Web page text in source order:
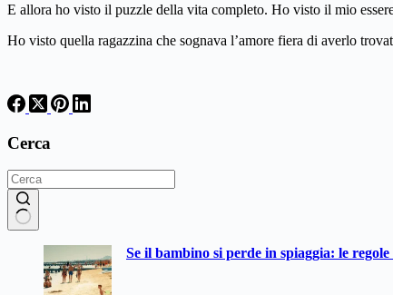
E allora ho visto il puzzle della vita completo. Ho visto il mio
Ho visto quella ragazzina che sognava l’amore fiera di averlo
Cerca
Se il bambino si perde in spiaggia: le